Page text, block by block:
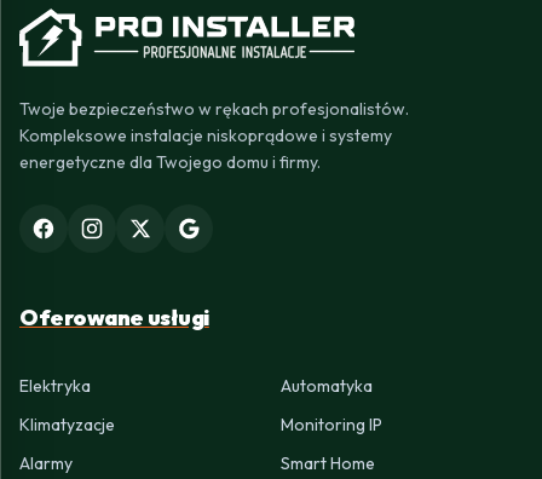
Twoje bezpieczeństwo w rękach profesjonalistów.
Kompleksowe instalacje niskoprądowe i systemy
energetyczne dla Twojego domu i firmy.
Oferowane usługi
Elektryka
Automatyka
Klimatyzacje
Monitoring IP
Alarmy
Smart Home